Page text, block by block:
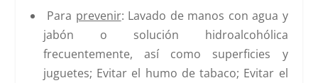
Para prevenir: Lavado de manos con agua y
jabón o solución hidroalcohólica
frecuentemente, así como superficies y
juguetes; Evitar el humo de tabaco; Evitar el